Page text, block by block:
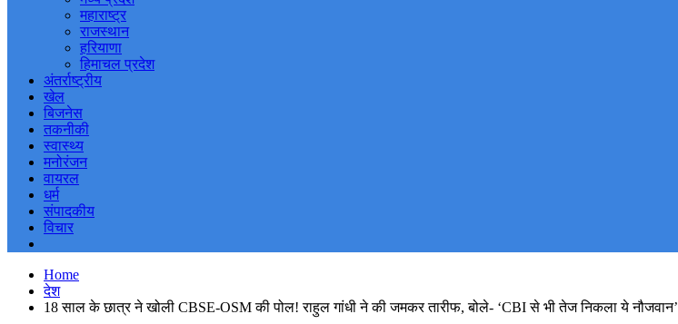
महाराष्ट्र
राजस्थान
हरियाणा
हिमाचल प्रदेश
अंतर्राष्ट्रीय
खेल
बिजनेस
तकनीकी
स्वास्थ्य
मनोरंजन
वायरल
धर्म
संपादकीय
विचार
Home
देश
18 साल के छात्र ने खोली CBSE-OSM की पोल! राहुल गांधी ने की जमकर तारीफ, बोले- ‘CBI से भी तेज निकला ये नौजवान’